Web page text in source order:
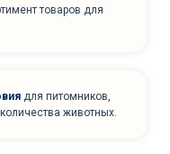
товаров для
для питомников,
животных.